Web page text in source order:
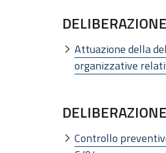
Attuazione della
organizzative
Controllo